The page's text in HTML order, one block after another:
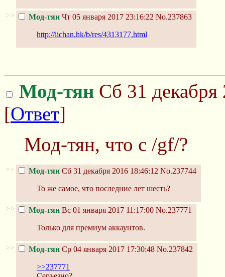
>> Мод-тян Чт 05 января 2017 23:16:22 No.237863
http://iichan.hk/b/res/4313177.html
Мод-тян Сб 31
[Ответ]
Мод-тян, что с /gf/?
>> Мод-тян Сб 31 декабря 2016 18:46:12 No.237744
То же самое, что последние лет шесть?
>> Мод-тян Вс 01 января 2017 11:17:00 No.237771
Только для премиум аккаунтов.
>> Мод-тян Ср 04 января 2017 17:30:48 No.237842
>>237771